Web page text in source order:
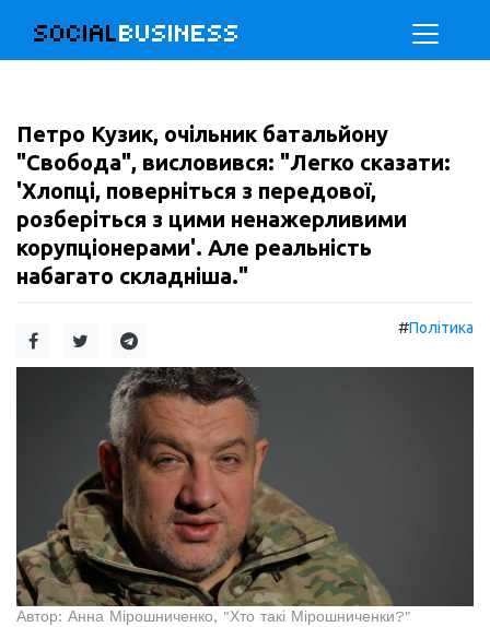
SOCIALBUSINESS
Петро Кузик, очільник батальйону
"Свобода", висловився: "Легко сказати:
'Хлопці, поверніться з передової,
розберіться з цими ненажерливими
корупціонерами'. Але реальність
набагато складніша."
#Політика
Автор: Анна Мірошниченко, "Хто такі Мірошниченки?"